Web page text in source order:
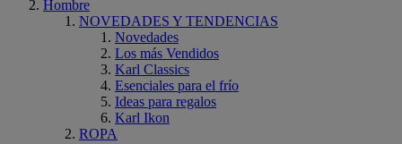
Hombre
NOVEDADES Y TENDENCIAS
Novedades
Los más Vendidos
Karl Classics
Esenciales para el frío
Ideas para regalos
Karl Ikon
ROPA